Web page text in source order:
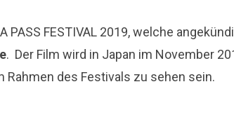
PASS FESTIVAL 2019, welche
. Der Film wird in Japan im November
Rahmen des Festivals zu sehen sein.